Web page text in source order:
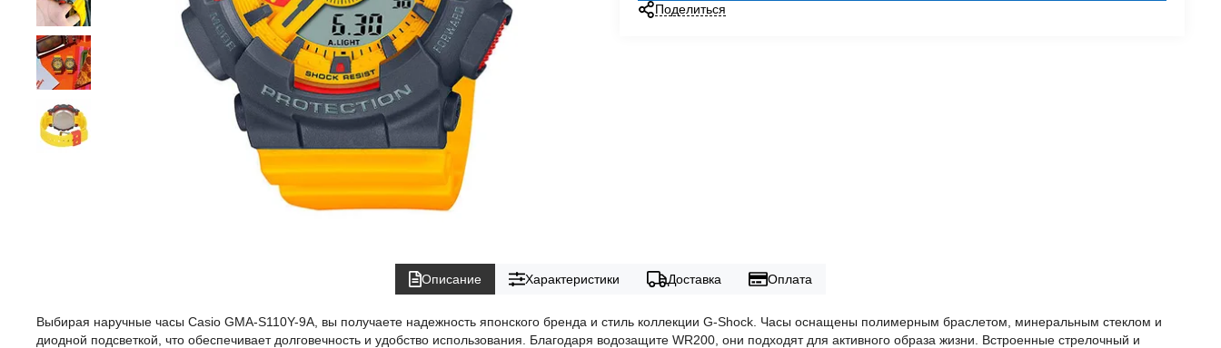
Поделиться
Описание Характеристики Доставка Оплата
Выбирая наручные часы Casio GMA-S110Y-9A, вы получаете надежность японского бренда и стиль коллекции G-Shock. Часы оснащены полимерным браслетом, минеральным стеклом и
диодной подсветкой, что обеспечивает долговечность и удобство использования. Благодаря водозащите WR200, они подходят для активного образа жизни. Встроенные стрелочный и